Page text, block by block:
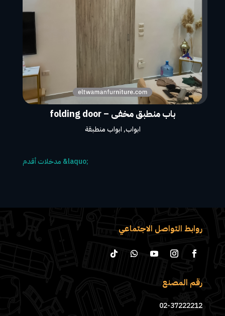
باب منطبق مخفى – folding door
ابواب, ابواب منطبقة
روابط التواصل الاجتماعي
رقم المصنع
02-37222212